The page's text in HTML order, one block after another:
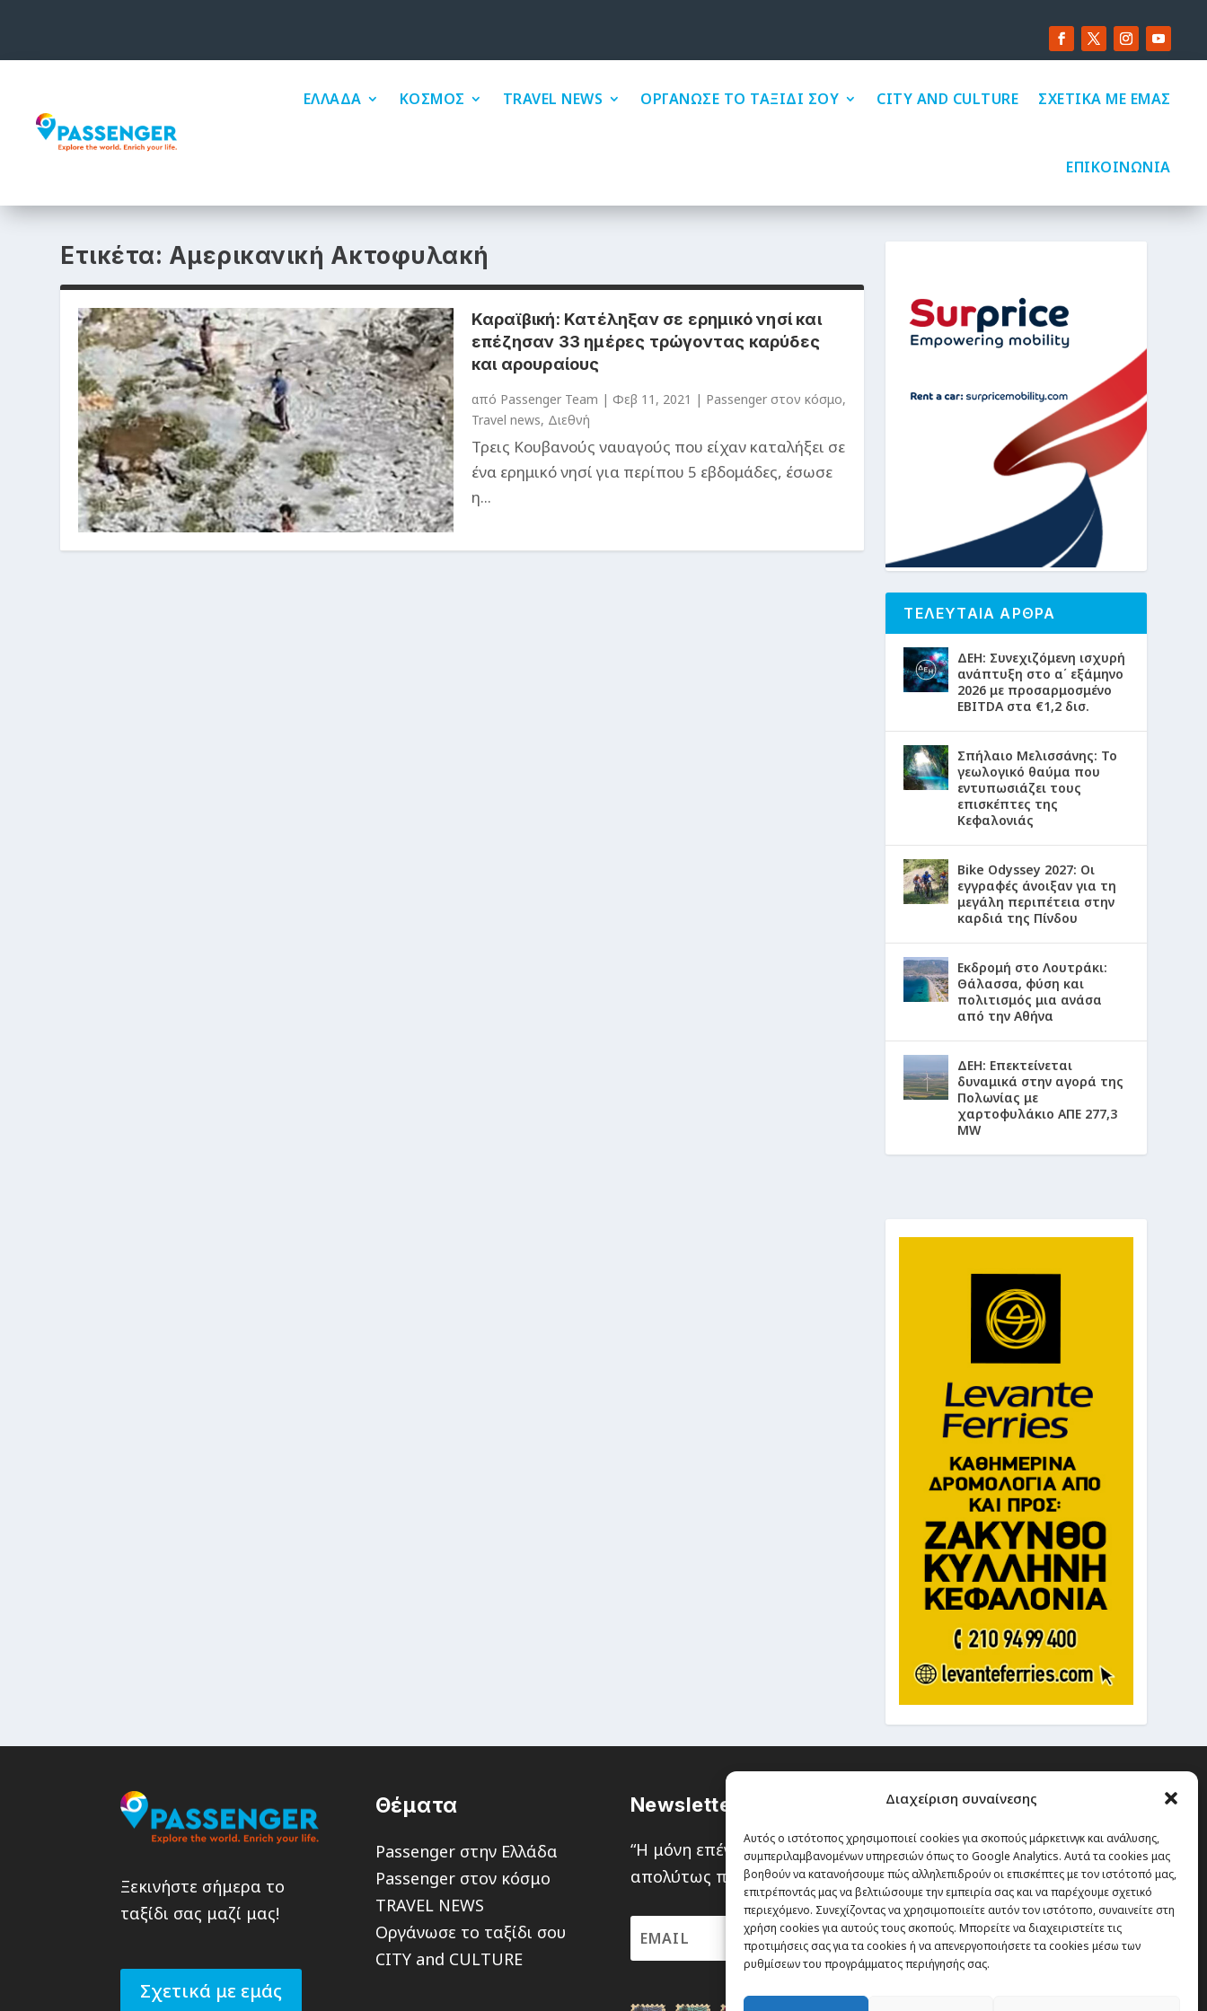
Διαχείριση συναίνεσης
Αυτός ο ιστότοπος χρησιμοποιεί cookies για σκοπούς μάρκετινγκ και ανάλυσης,
συμπεριλαμβανομένων υπηρεσιών όπως το Google Analytics. Αυτά τα cookies μας
βοηθούν να κατανοήσουμε πώς αλληλεπιδρούν οι επισκέπτες με τον ιστότοπό μας,
επιτρέποντάς μας να βελτιώσουμε την εμπειρία σας και να παρέχουμε σχετικό
περιεχόμενο. Συνεχίζοντας να χρησιμοποιείτε αυτόν τον ιστότοπο, συναινείτε στη
χρήση cookies για αυτούς τους σκοπούς. Μπορείτε να διαχειριστείτε τις
προτιμήσεις σας για τα cookies ή να απενεργοποιήσετε τα cookies μέσω των
ρυθμίσεων του προγράμματος περιήγησής σας.
ΕΛΛΑΔΑ ΚΟΣΜΟΣ TRAVEL NEWS ΟΡΓΑΝΩΣΕ ΤΟ ΤΑΞΙΔΙ ΣΟΥ CITY AND CULTURE ΣΧΕΤΙΚΑ ΜΕ ΕΜΑΣ
ΕΠΙΚΟΙΝΩΝΙΑ
Ετικέτα: Αμερικανική Ακτοφυλακή
Καραϊβική: Κατέληξαν σε ερημικό νησί και
επέζησαν 33 ημέρες τρώγοντας καρύδες
και αρουραίους
από Passenger Team | Φεβ 11, 2021 | Passenger στον κόσμο,
Travel news, Διεθνή
Τρεις Κουβανούς ναυαγούς που είχαν καταλήξει σε
ένα ερημικό νησί για περίπου 5 εβδομάδες, έσωσε
η...
ΤΕΛΕΥΤΑΙΑ ΑΡΘΡΑ
ΔΕΗ: Συνεχιζόμενη ισχυρή
ανάπτυξη στο α΄ εξάμηνο
2026 με προσαρμοσμένο
EBITDA στα €1,2 δισ.
Σπήλαιο Μελισσάνης: Το
γεωλογικό θαύμα που
εντυπωσιάζει τους
επισκέπτες της
Κεφαλονιάς
Bike Odyssey 2027: Οι
εγγραφές άνοιξαν για τη
μεγάλη περιπέτεια στην
καρδιά της Πίνδου
Εκδρομή στο Λουτράκι:
Θάλασσα, φύση και
πολιτισμός μια ανάσα
από την Αθήνα
ΔΕΗ: Επεκτείνεται
δυναμικά στην αγορά της
Πολωνίας με
χαρτοφυλάκιο ΑΠΕ 277,3
MW
Ξεκινήστε σήμερα το
ταξίδι σας μαζί μας!
Σχετικά με εμάς
Θέματα
Passenger στην Ελλάδα
Passenger στον κόσμο
TRAVEL NEWS
Οργάνωσε το ταξίδι σου
CITY and CULTURE
Newsletter
“H μόνη επένδυση από την οποία δεν έχεις καμία
απολύτως πιθανότητα να χάσεις, είναι τα ταξίδια.”
Εγγραφή